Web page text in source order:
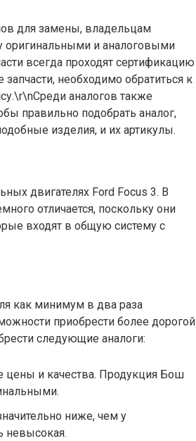
для замены, владельцам
оригинальными и аналоговыми
всегда проходят сертификацию
необходимо обратиться к
аналогов также
правильно подобрать аналог,
изделия, и их артикулы.
двигателях Ford Focus 3. В
отличается, поскольку они
входят в общую систему с
как минимум в два раза
приобрести более дорогой
следующие аналоги:
цены и качества. Продукция Бош
ниже, чем у
невысокая.